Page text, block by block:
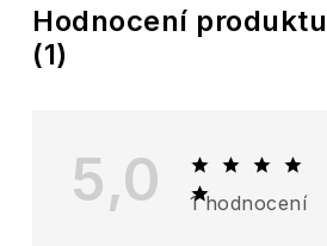
Hodnocení produktu
(1)
5,0 1 hodnocení
V
ý